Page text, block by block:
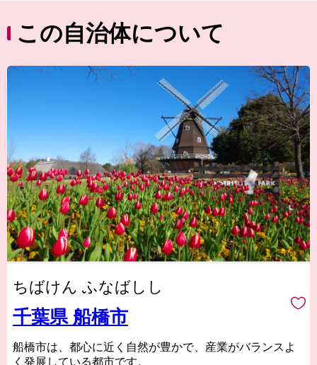
この自治体について
ちばけん ふなばしし
千葉県 船橋市
船橋市は、都心に近く自然が豊かで、産業がバランスよ
く発展している都市です。